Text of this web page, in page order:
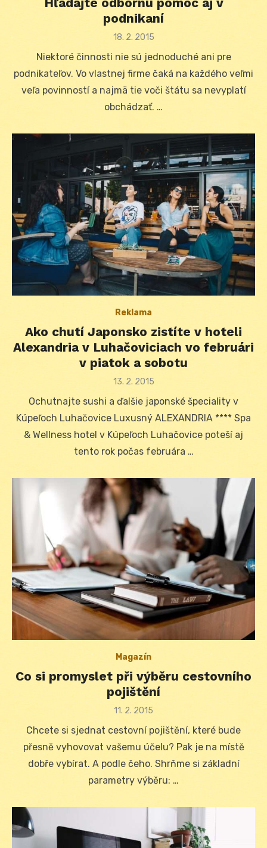
podnikaní
Posted
18. 2. 2015
Niektoré činnosti nie sú jednoduché ani pre
podnikateľov. Vo vlastnej firme čaká na každého veľmi
veľa povinností a najmä tie voči štátu sa nevyplatí
obchádzať. …
Reklama
Ako chutí Japonsko zistíte v hoteli
Alexandria v Luhačoviciach vo februári
v piatok a sobotu
Posted
13. 2. 2015
Ochutnajte sushi a ďalšie japonské špeciality v
Kúpeľoch Luhačovice Luxusný ALEXANDRIA **** Spa
& Wellness hotel v Kúpeľoch Luhačovice poteší aj
tento rok počas februára …
Magazín
Co si promyslet při výběru cestovního
pojištění
Posted
11. 2. 2015
Chcete si sjednat cestovní pojištění, které bude
přesně vyhovovat vašemu účelu? Pak je na místě
dobře vybírat. A podle čeho. Shrňme si základní
parametry výběru: …